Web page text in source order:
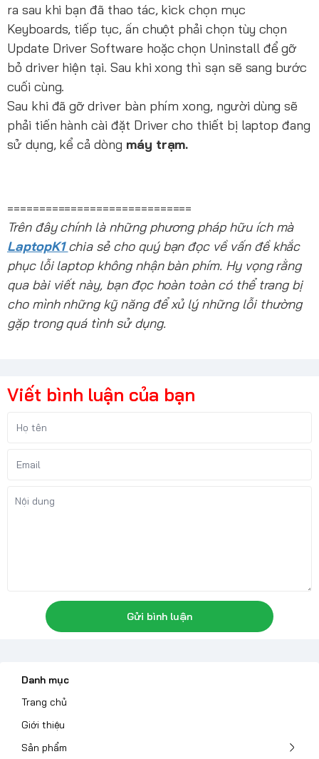
ra sau khi bạn đã thao tác, kick chọn mục
Keyboards, tiếp tục, ấn chuột phải chọn tùy chọn
Update Driver Software hoặc chọn Uninstall để gỡ
bỏ driver hiện tại. Sau khi xong thì sạn sẽ sang bước
cuối cùng.
Sau khi đã gỡ driver bàn phím xong, người dùng sẽ
phải tiến hành cài đặt Driver cho thiết bị laptop đang
sử dụng, kể cả dòng máy trạm.
=============================
Trên đây chính là những phương pháp hữu ích mà
LaptopK1chia sẻ cho quý bạn đọc về vấn đề khắc
phục lỗi laptop không nhận bàn phím. Hy vọng rằng
qua bài viết này, bạn đọc hoàn toàn có thể trang bị
cho mình những kỹ năng để xủ lý những lỗi thường
gặp trong quá tình sử dụng.
Viết bình luận của bạn
Gửi bình luận
Danh mục
Trang chủ
Giới thiệu
Sản phẩm